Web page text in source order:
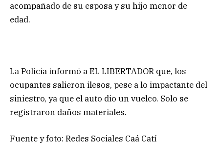
acompañado de su esposa y su hijo menor de
edad.
La Policía informó a EL LIBERTADOR que, los
ocupantes salieron ilesos, pese a lo impactante del
siniestro, ya que el auto dio un vuelco. Solo se
registraron daños materiales.
Fuente y foto: Redes Sociales Caá Catí